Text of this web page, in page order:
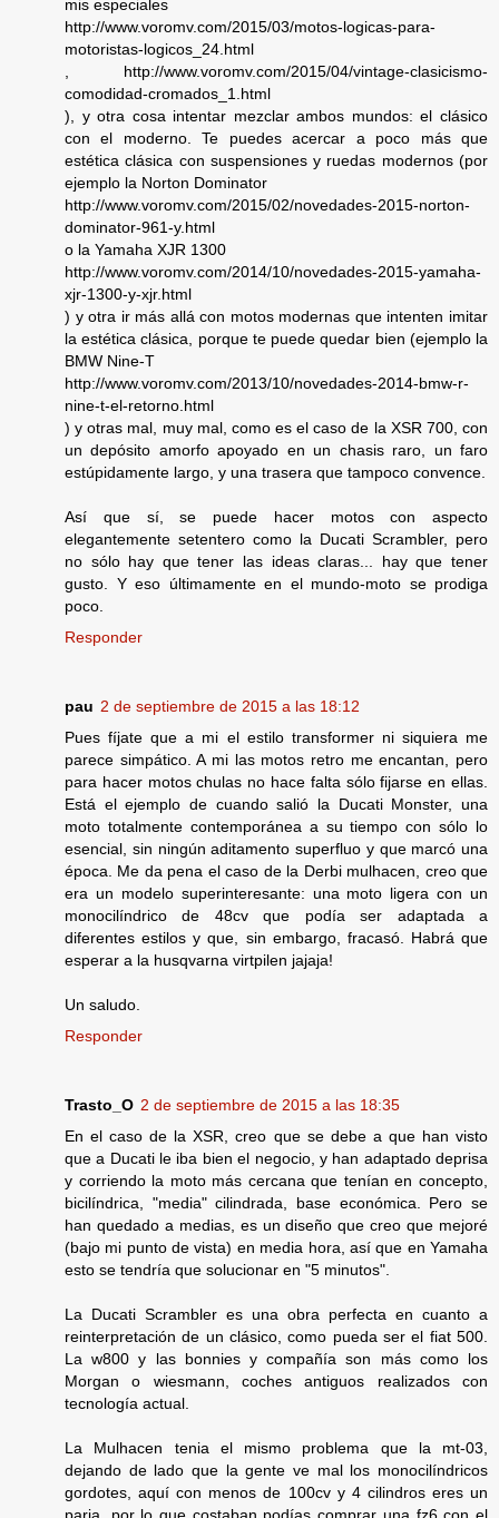
mis especiales
http://www.voromv.com/2015/03/motos-logicas-para-
motoristas-logicos_24.html
, http://www.voromv.com/2015/04/vintage-clasicismo-
comodidad-cromados_1.html
), y otra cosa intentar mezclar ambos mundos: el clásico
con el moderno. Te puedes acercar a poco más que
estética clásica con suspensiones y ruedas modernos (por
ejemplo la Norton Dominator
http://www.voromv.com/2015/02/novedades-2015-norton-
dominator-961-y.html
o la Yamaha XJR 1300
http://www.voromv.com/2014/10/novedades-2015-yamaha-
xjr-1300-y-xjr.html
) y otra ir más allá con motos modernas que intenten imitar
la estética clásica, porque te puede quedar bien (ejemplo la
BMW Nine-T
http://www.voromv.com/2013/10/novedades-2014-bmw-r-
nine-t-el-retorno.html
) y otras mal, muy mal, como es el caso de la XSR 700, con
un depósito amorfo apoyado en un chasis raro, un faro
estúpidamente largo, y una trasera que tampoco convence.
Así que sí, se puede hacer motos con aspecto
elegantemente setentero como la Ducati Scrambler, pero
no sólo hay que tener las ideas claras... hay que tener
gusto. Y eso últimamente en el mundo-moto se prodiga
poco.
Responder
pau 2 de septiembre de 2015 a las 18:12
Pues fíjate que a mi el estilo transformer ni siquiera me
parece simpático. A mi las motos retro me encantan, pero
para hacer motos chulas no hace falta sólo fijarse en ellas.
Está el ejemplo de cuando salió la Ducati Monster, una
moto totalmente contemporánea a su tiempo con sólo lo
esencial, sin ningún aditamento superfluo y que marcó una
época. Me da pena el caso de la Derbi mulhacen, creo que
era un modelo superinteresante: una moto ligera con un
monocilíndrico de 48cv que podía ser adaptada a
diferentes estilos y que, sin embargo, fracasó. Habrá que
esperar a la husqvarna virtpilen jajaja!
Un saludo.
Responder
Trasto_O 2 de septiembre de 2015 a las 18:35
En el caso de la XSR, creo que se debe a que han visto
que a Ducati le iba bien el negocio, y han adaptado deprisa
y corriendo la moto más cercana que tenían en concepto,
bicilíndrica, "media" cilindrada, base económica. Pero se
han quedado a medias, es un diseño que creo que mejoré
(bajo mi punto de vista) en media hora, así que en Yamaha
esto se tendría que solucionar en "5 minutos".
La Ducati Scrambler es una obra perfecta en cuanto a
reinterpretación de un clásico, como pueda ser el fiat 500.
La w800 y las bonnies y compañía son más como los
Morgan o wiesmann, coches antiguos realizados con
tecnología actual.
La Mulhacen tenia el mismo problema que la mt-03,
dejando de lado que la gente ve mal los monocilíndricos
gordotes, aquí con menos de 100cv y 4 cilindros eres un
paria, por lo que costaban podías comprar una fz6 con el